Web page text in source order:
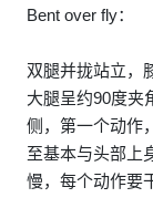
Bent over fly：
双腿并拢站立，
大腿呈约90度夹
侧，第一个动作
至基本与头部上
慢，每个动作要